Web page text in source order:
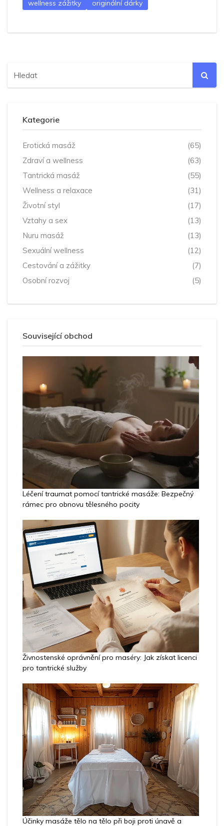
wellness zážitky originální dárky
Kategorie
Erotická masáž
(65)
Zdraví a wellness
(63)
Tantrická masáž
(55)
Wellness a relaxace
(31)
Životní styl
(17)
Vztahy a sex
(13)
Nuru masáž
(13)
Sexuální wellness
(12)
Cestování a zážitky
(7)
Osobní rozvoj
(5)
Související obchod
Léčení traumat pomocí tantrické masáže: Bezpečný
rámec pro obnovu tělesného pocity
Živnostenské oprávnění pro maséry: Jak získat licenci
pro tantrické služby
Účinky masáže tělo na tělo při boji proti únavě a